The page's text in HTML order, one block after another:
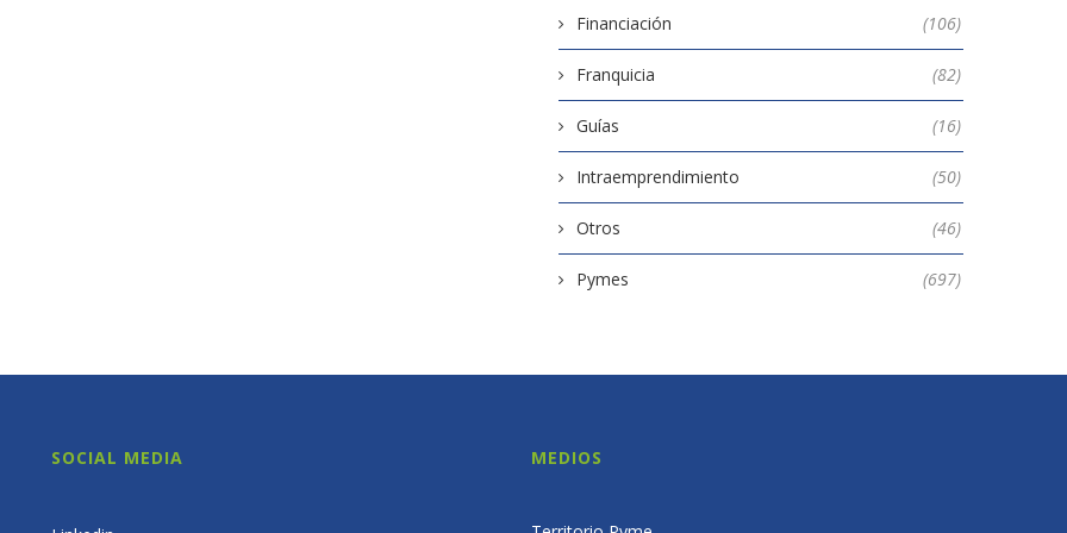
Financiación (106)
Franquicia (82)
Guías (16)
Intraemprendimiento (50)
Otros (46)
Pymes (697)
SOCIAL MEDIA MEDIOS